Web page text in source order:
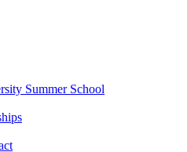
Summer School